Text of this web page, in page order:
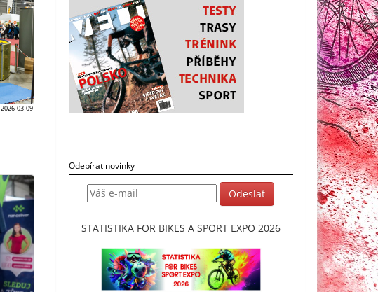
2026-03-09
Odebírat novinky
STATISTIKA FOR BIKES A SPORT EXPO 2026